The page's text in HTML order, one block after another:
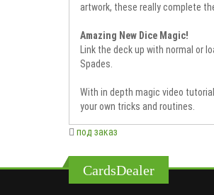
artwork, these really complete
Amazing New Dice Magic!
Link the deck up with normal or
Spades.
With in depth magic video
your own tricks and routines.
под заказ
CardsDealer